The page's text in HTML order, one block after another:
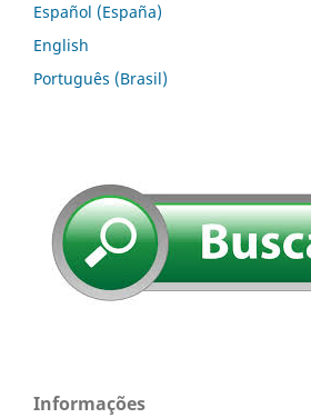
Español (España)
English
Português (Brasil)
Informações